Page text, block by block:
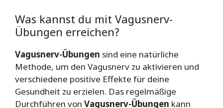
Was kannst du mit Vagusnerv-
Übungen erreichen?
Vagusnerv-Übungen sind eine natürliche
Methode, um den Vagusnerv zu aktivieren und
verschiedene positive Effekte für deine
Gesundheit zu erzielen. Das regelmäßige
Durchführen von Vagusnerv-Übungen kann